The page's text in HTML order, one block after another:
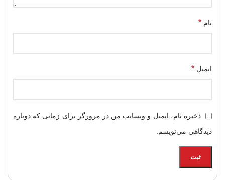
نام *
ایمیل *
ذخیره نام، ایمیل و وبسایت من در مرورگر برای زمانی که دوباره
دیدگاهی می‌نویسم.